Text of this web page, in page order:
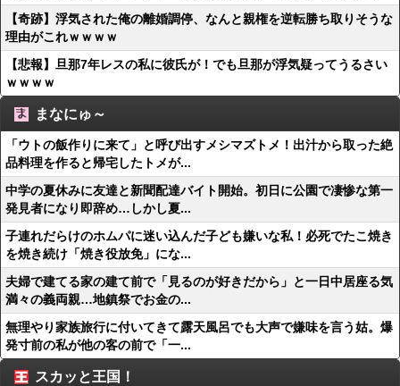
【奇跡】浮気された俺の離婚調停、なんと親権を逆転勝ち取りそうな
理由がこれｗｗｗｗ
【悲報】旦那7年レスの私に彼氏が！でも旦那が浮気疑ってうるさい
ｗｗｗｗ
まなにゅ～
「ウトの飯作りに来て」と呼び出すメシマズトメ！出汁から取った絶
品料理を作ると帰宅したトメが...
中学の夏休みに友達と新聞配達バイト開始。初日に公園で凄惨な第一
発見者になり即辞め…しかし夏...
子連れだらけのホムパに迷い込んだ子ども嫌いな私！必死でたこ焼き
を焼き続け「焼き役放免」にな...
夫婦で建てる家の建て前で「見るのが好きだから」と一日中居座る気
満々の義両親…地鎮祭でお金の...
無理やり家族旅行に付いてきて露天風呂でも大声で嫌味を言う姑。爆
発寸前の私が他の客の前で「一...
スカッと王国！